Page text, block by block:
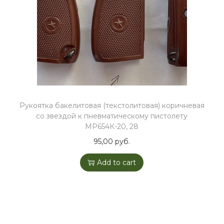
o
n
Рукоятка бакелитовая (текстолитовая) коричневая
со звездой к пневматическому пистолету
МР654К-20, 28
95,00руб.
Add to cart